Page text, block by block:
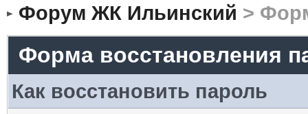
Форум ЖК Ильинский >
Форма восстановления
Как восстановить пароль